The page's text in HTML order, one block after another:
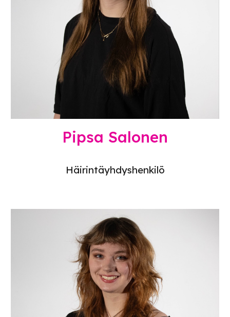
Pipsa Salonen
Häirintäyhdyshenkilö